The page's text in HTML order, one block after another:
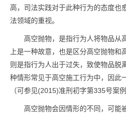
高，司法实践对于此种行为的态度也
法领域的重视。
高空抛物，是指行为人将物品从
上是一种故意，也是区分高空抛物
则是指行为人出于过失，致使物品脱
种情形常见于高空施工行为中，因此
（可参见(2015)准刑初字第335号案
高空抛物会因情形的不同，可能